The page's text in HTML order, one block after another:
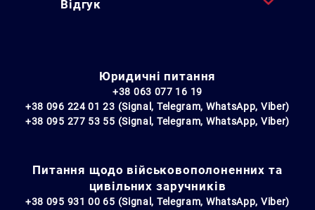
Відгук
Юридичні питання
+38 063 077 16 19
+38 096 224 01 23 (Signal, Telegram, WhatsApp, Viber)
+38 095 277 53 55 (Signal, Telegram, WhatsApp, Viber)
Питання щодо військовополоненних та
цивільних заручників
+38 095 931 00 65 (Signal, Telegram, WhatsApp, Viber)